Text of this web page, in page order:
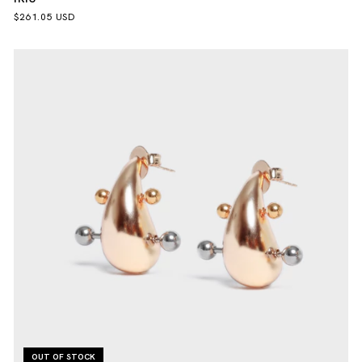
$261.05 USD
OUT OF STOCK